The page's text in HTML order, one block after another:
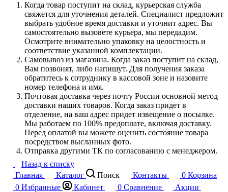
Когда товар поступит на склад, курьерская служба
свяжется для уточнения деталей. Специалист предложит
выбрать удобное время доставки и уточнит адрес. Вы
самостоятельно вызовете курьера, мы передадим.
Осмотрите внимательно упаковку на целостность и
соответствие указанной комплектации.
Самовывоз из магазина. Когда заказ поступит на склад,
Вам позвонят, либо напишут. Для получения заказа
обратитесь к сотруднику в кассовой зоне и назовите
номер телефона и имя.
Почтовая доставка через почту России основной метод
доставки наших товаров. Когда заказ придет в
отделение, на ваш адрес придет извещение о посылке.
Мы работаем по 100% предоплате, включая доставку.
Перед оплатой вы можете оценить состояние товара
посредством высланных фото.
Отправка другими ТК по согласованию с менеджером.
Назад к списку
Главная
Каталог Поиск Контакты 0 Корзина
0 Избранные Кабинет 0 Сравнение
Акции